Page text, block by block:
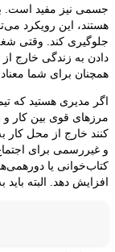
جسمی نیز مفید است.
هستند، این رویکرد
جلوگیری کند. وقتی
دادن به زندگی خارج از
همچنان برای شما
اگر مدیری هستید که
مرزهای قوی بین کار
کنند خارج از محل کار
و غیررسمی برای
کتاب‌خوانی یا
افزایش دهد. البته